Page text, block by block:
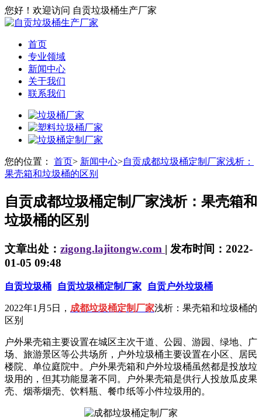
您好！欢迎访问 自贡垃圾桶生产厂家
首页
专业领域
新闻中心
关于我们
联系我们
您的位置： 首页> 新闻中心>自贡成都垃圾桶定制厂家浅析：
果壳箱和垃圾桶的区别
自贡成都垃圾桶定制厂家浅析：果壳箱和
垃圾桶的区别
文章出处： zigong.lajitongw.com | 发布时间：2022-
01-05 09:48
自贡垃圾桶 自贡垃圾桶定制厂家 自贡户外垃圾桶
2022年1月5日， 成都垃圾桶定制厂家浅析：果壳箱和垃圾桶的
区别
户外果壳箱主要设置在城区主次干道、公园、游园、绿地、广
场、旅游景区等公共场所，户外垃圾桶主要设置在小区、居民
楼院、单位庭院中。户外果壳箱和户外垃圾桶虽然都是投放垃
圾用的，但其功能显著不同。户外果壳箱是供行人投放瓜皮果
壳、烟蒂烟壳、饮料瓶、餐巾纸等小件垃圾用的。